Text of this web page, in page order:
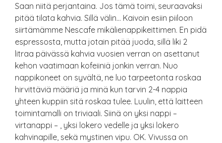
Saan niitä perjantaina. Jos tämä toimi, seuraavaksi
pitää tilata kahvia. Sillä välin… Kaivoin esiin piiloon
siirtämämme Nescafe mikälienappikeittimen. En pidä
espressosta, mutta jotain pitää juoda, sillä liki 2
litraa päivässä kahvia vuosien verran on asettanut
kehon vaatimaan kofeiiniä jonkin verran. Nuo
nappikoneet on syvältä, ne luo tarpeetonta roskaa
hirvittäviä määriä ja minä kun tarvin 2-4 nappia
yhteen kuppiin sitä roskaa tulee. Luulin, että laitteen
toimintamalli on triviaali. Siinä on yksi nappi –
virtanappi – , yksi lokero vedelle ja yksi lokero
kahvinapille, sekä mystinen vipu. OK. Vivussa on